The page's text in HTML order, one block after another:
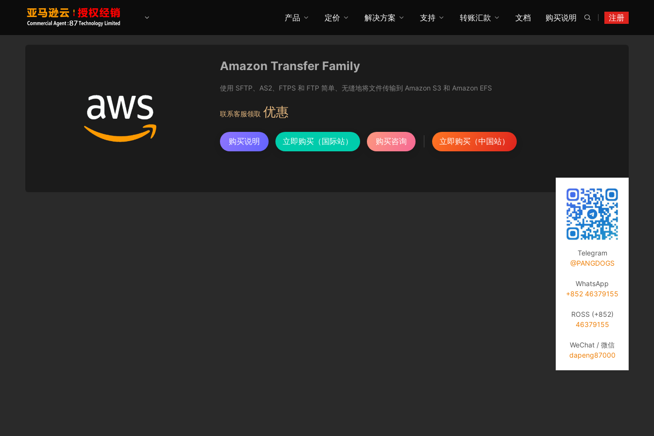
注册

产品 定价 解决方案 支持 转账汇款 文档 购买说明
Amazon Transfer Family
使用 SFTP、AS2、FTPS 和 FTP 简单、无缝地将文件传输到 Amazon S3 和 Amazon EFS
联系客服领取 优惠
购买说明 立即购买（国际站） 购买咨询 立即购买（中国站）
Telegram
@PANGDOGS
WhatsApp
+852 46379155
ROSS (+852)
46379155
WeChat / 微信
dapeng87000